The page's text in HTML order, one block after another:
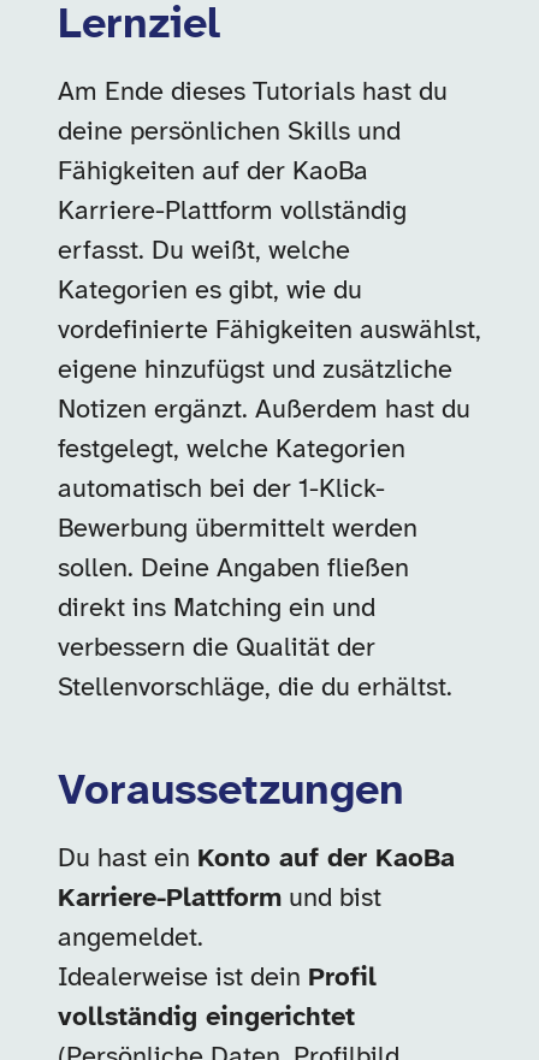
Lernziel
Am Ende dieses Tutorials hast du
deine persönlichen Skills und
Fähigkeiten auf der KaoBa
Karriere-Plattform vollständig
erfasst. Du weißt, welche
Kategorien es gibt, wie du
vordefinierte Fähigkeiten auswählst,
eigene hinzufügst und zusätzliche
Notizen ergänzt. Außerdem hast du
festgelegt, welche Kategorien
automatisch bei der 1-Klick-
Bewerbung übermittelt werden
sollen. Deine Angaben fließen
direkt ins Matching ein und
verbessern die Qualität der
Stellenvorschläge, die du erhältst.
Voraussetzungen
Du hast ein Konto auf der KaoBa
Karriere-Plattform und bist
angemeldet.
Idealerweise ist dein Profil
vollständig eingerichtet